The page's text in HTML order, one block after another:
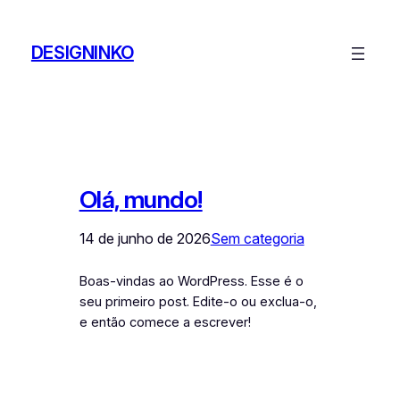
DESIGNINKO
Olá, mundo!
14 de junho de 2026Sem categoria
Boas-vindas ao WordPress. Esse é o
seu primeiro post. Edite-o ou exclua-o,
e então comece a escrever!